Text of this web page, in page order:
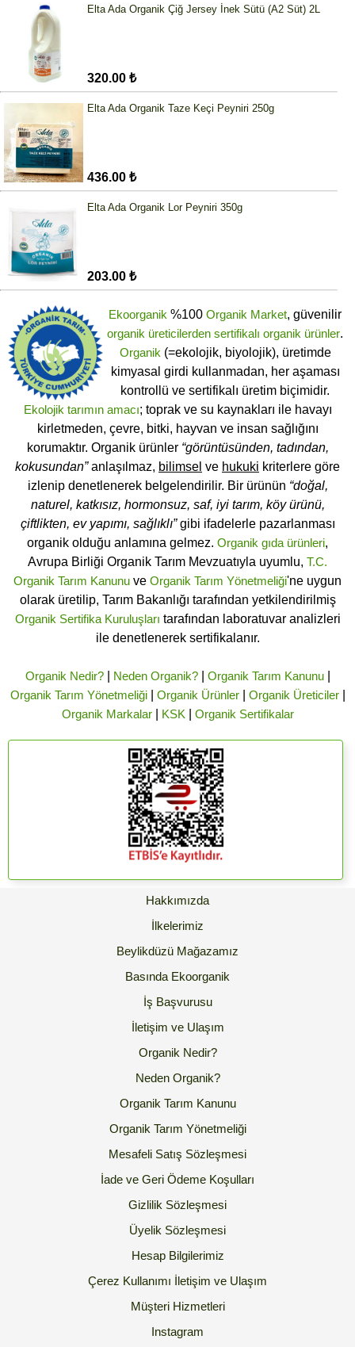
Elta Ada Organik Çiğ Jersey İnek Sütü (A2 Süt) 2L
320.00 ₺
Elta Ada Organik Taze Keçi Peyniri 250g
436.00 ₺
Elta Ada Organik Lor Peyniri 350g
203.00 ₺
Ekoorganik %100 Organik Market, güvenilir
organik üreticilerden sertifikalı organik ürünler.
Organik (=ekolojik, biyolojik), üretimde
kimyasal girdi kullanmadan, her aşaması
kontrollü ve sertifikalı üretim biçimidir.
Ekolojik tarımın amacı; toprak ve su kaynakları ile havayı
kirletmeden, çevre, bitki, hayvan ve insan sağlığını
korumaktır. Organik ürünler “görüntüsünden, tadından,
kokusundan”anlaşılmaz, bilimsel ve hukuki kriterlere göre
izlenip denetlenerek belgelendirilir. Bir ürünün “doğal,
naturel, katkısız, hormonsuz, saf, iyi tarım, köy ürünü,
çiftlikten, ev yapımı, sağlıklı”gibi ifadelerle pazarlanması
organik olduğu anlamına gelmez. Organik gıda ürünleri,
Avrupa Birliği Organik Tarım Mevzuatıyla uyumlu, T.C.
Organik Tarım Kanunu ve Organik Tarım Yönetmeliği'ne uygun
olarak üretilip, Tarım Bakanlığı tarafından yetkilendirilmiş
Organik Sertifika Kuruluşları tarafından laboratuvar analizleri
ile denetlenerek sertifikalanır.
Organik Nedir?| Neden Organik?| Organik Tarım Kanunu|
Organik Tarım Yönetmeliği| Organik Ürünler| Organik Üreticiler|
Organik Markalar| KSK Organik Sertifikalar
Hakkımızda
İlkelerimiz
Beylikdüzü Mağazamız
Basında Ekoorganik
İş Başvurusu
İletişim ve Ulaşım
Organik Nedir?
Neden Organik?
Organik Tarım Kanunu
Organik Tarım Yönetmeliği
Mesafeli Satış Sözleşmesi
İade ve Geri Ödeme Koşulları
Gizlilik Sözleşmesi
Üyelik Sözleşmesi
Hesap Bilgilerimiz
Çerez Kullanımı İletişim ve Ulaşım
Müşteri Hizmetleri
Instagram